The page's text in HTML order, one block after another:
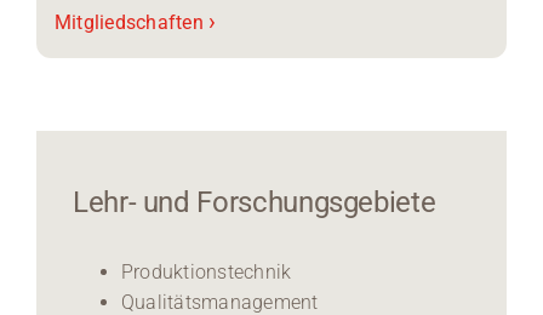
Mitgliedschaften ›
Lehr- und Forschungsgebiete
Produktionstechnik
Qualitätsmanagement